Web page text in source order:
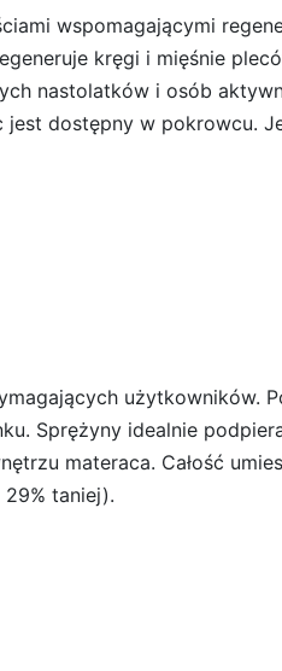
wspomagającymi
kręgi i mięśnie
nastolatków i osób
jest dostępny w pokrowcu.
użytkowników.
Sprężyny idealnie
materaca. Całość
taniej).